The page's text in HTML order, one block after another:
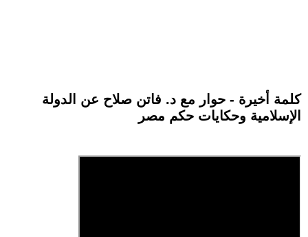
كلمة أخيرة - حوار مع د. فاتن صلاح عن الدولة
الإسلامية وحكايات حكم مصر